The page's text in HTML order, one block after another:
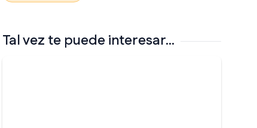
Tal vez te puede interesar...